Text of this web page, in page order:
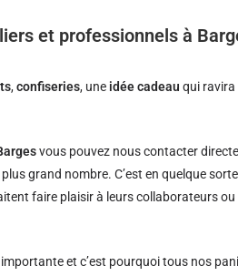
et professionnels à
,confiseries, une idée cadeau qui
vous pouvez nous contacter
grand nombre. C’est en quelque
faire plaisir à leurs collaborateurs ou
et c’est pourquoi tous nos